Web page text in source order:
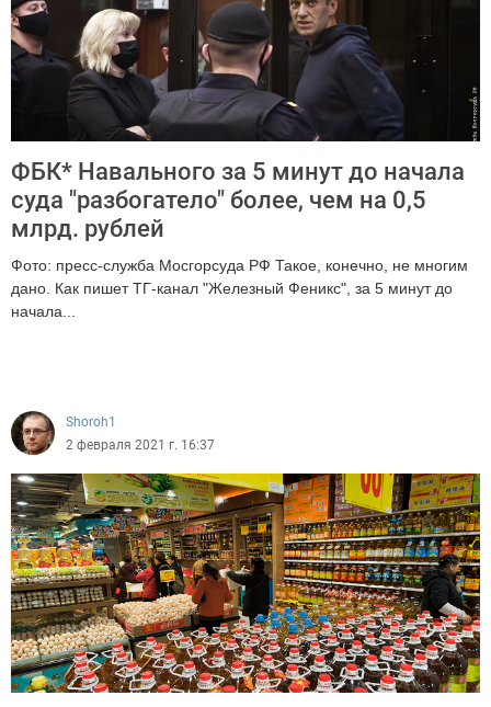
ФБК* Навального за 5 минут до начала
суда "разбогатело" более, чем на 0,5
млрд. рублей
Фото: пресс-служба Мосгорсуда РФ Такое, конечно, не многим
дано. Как пишет ТГ-канал "Железный Феникс", за 5 минут до
начала...
Shoroh1
2 февраля 2021 г. 16:37